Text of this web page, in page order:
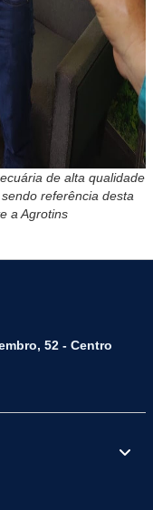
de alta qualidade
referência desta
a Agrotins
52 - Centro